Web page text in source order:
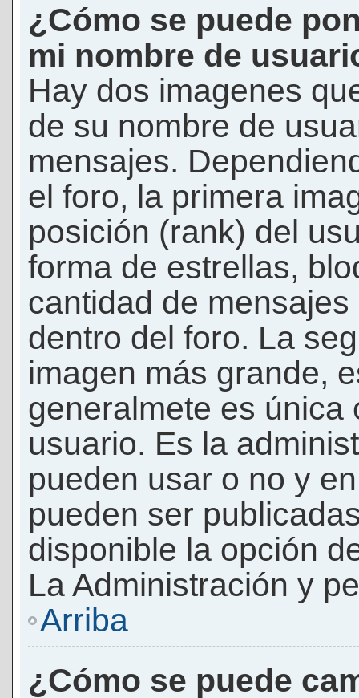
¿Cómo se puede
mi nombre de
Hay dos imagenes
de su nombre de
mensajes.
el foro, la primera
posición (rank) del
forma de estrellas,
cantidad de
dentro del foro. La
imagen más grande,
generalmete es única
usuario. Es la
pueden usar o no y
pueden ser
disponible la opción
La Administración y
Arriba
¿Cómo se puede